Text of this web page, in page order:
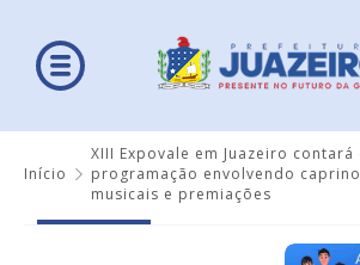
Início
XIII Expovale em Juazeiro contará
programação envolvendo
musicais e premiações